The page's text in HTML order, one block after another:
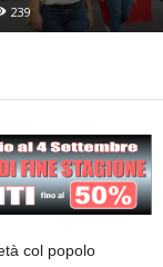
239
col popolo